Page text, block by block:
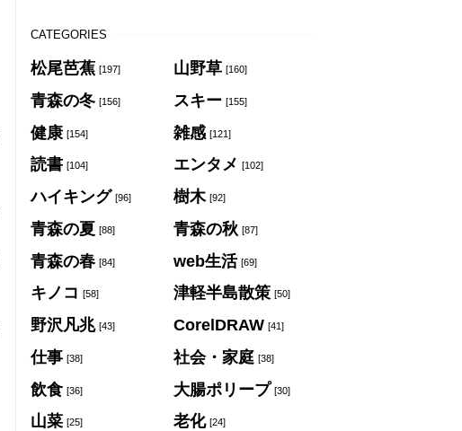
CATEGORIES
松尾芭蕉 [197] 山野草 [160]
青森の冬 [156] スキー [155]
健康 [154] 雑感 [121]
読書 [104] エンタメ [102]
ハイキング [96] 樹木 [92]
青森の夏 [88] 青森の秋 [87]
青森の春 [84] web生活 [69]
キノコ [58] 津軽半島散策 [50]
野沢凡兆 [43] CorelDRAW [41]
仕事 [38] 社会・家庭 [38]
飲食 [36] 大腸ポリープ [30]
山菜 [25] 老化 [24]